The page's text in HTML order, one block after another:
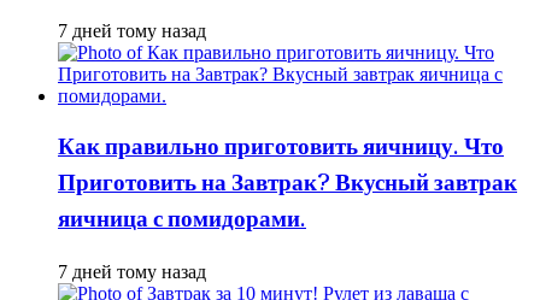
7 дней тому назад
Как правильно приготовить яичницу. Что
Приготовить на Завтрак? Вкусный завтрак
яичница с помидорами.
7 дней тому назад